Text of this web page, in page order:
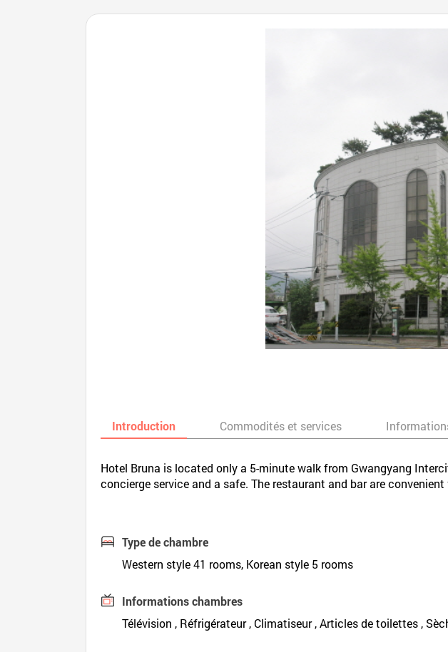
Introduction Commodités et services
Hotel Bruna is located only a 5-minute walk from Gwangyang
concierge service and a safe. The restaurant and bar are
Type de chambre
Western style 41 rooms, Korean style 5 rooms
Informations chambres
Télévision , Réfrigérateur , Climatiseur , Articles de toilettes ,